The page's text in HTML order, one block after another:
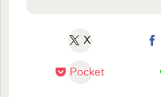
X
Pocket